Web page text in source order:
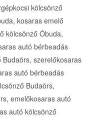
kölcsönző
kosaras emelő
kölcsönző Óbuda,
autó bérbeadás
szerelőkosaras
autó bérbeadás
Budaörs,
emelőkosaras autó
autó kölcsönző